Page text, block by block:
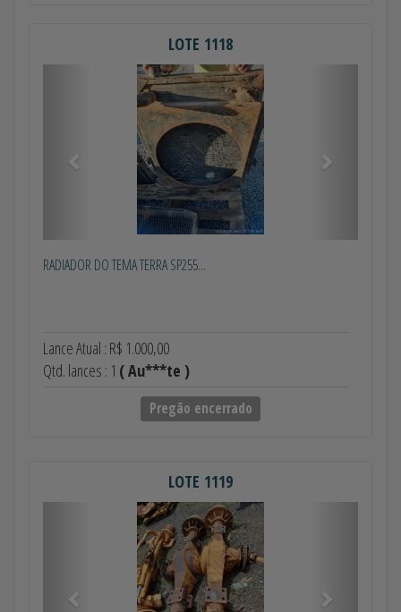
LOTE 1118
RADIADOR DO TEMA TERRA SP255...
Lance Atual : R$ 1.000,00
Qtd. lances : 1 ( Au***te )
Pregão encerrado
LOTE 1119